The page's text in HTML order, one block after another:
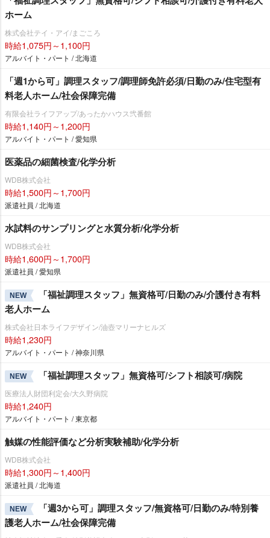
ホーム
株式会社テイ・アイ/まごころ
時給1,075円～1,100円
アルバイト・パート / 北海道
「週1から可」調理スタッフ/調理師免許必須/日勤のみ/住宅型有
料老人ホーム/社会保障完備
有限会社ライフアップ/あったかハウス弐番館
時給1,140円～1,200円
アルバイト・パート / 愛知県
医薬品の細菌検査/化学分析
WDB株式会社
時給1,500円～1,700円
派遣社員 / 北海道
水試料のサンプリングと水質分析/化学分析
WDB株式会社
時給1,600円～1,700円
派遣社員 / 愛知県
NEW
「福祉調理スタッフ」無資格可/日勤のみ/介護付き有料
老人ホーム
株式会社日本ライフデザイン/油壺マリーナヒルズ
時給1,230円
アルバイト・パート / 神奈川県
NEW 「福祉調理スタッフ」無資格可/シフト相談可/病院
医療法人財団利定会/大久野病院
時給1,240円
アルバイト・パート / 東京都
触媒の性能評価など分析実験補助/化学分析
WDB株式会社
時給1,300円～1,400円
派遣社員 / 北海道
NEW
「週3から可」調理スタッフ/無資格可/日勤のみ/特別養
護老人ホーム/社会保障完備